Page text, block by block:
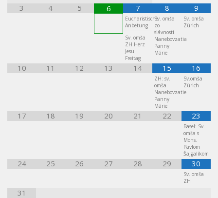
3 4 5 6 7
Eucharistische
Anbetung
Sv. omša
ZH Herz
Jesu
Freitag
8
Sv. omša
zo
slávnosti
Nanebovzatia
Panny
Márie
9
Sv. omša
Zürich
10 11 12 13 14 15
ZH: sv.
omša
Nanebovzatie
Panny
Márie
16
Sv.omša
Zürich
17 18 19 20 21 22 23
Basel: Sv.
omša s
Mons.
Pavlom
Šajgalíkom
24 25 26 27 28 29 30
Sv. omša
ZH
31